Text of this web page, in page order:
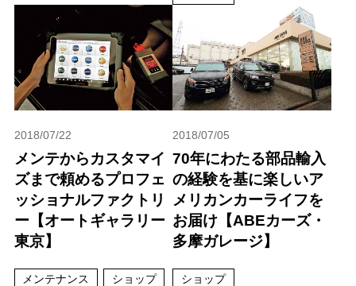
2018/07/22
メンテからカスタマイ
ズまで頼めるプロフェ
ッショナルファクトリ
ー【オートギャラリー
東京】
メンテナンス ショップ
2018/07/05
70年にわたる部品輸入
の経験を基に楽しいア
メリカンカーライフを
お届け【ABEカーズ・
多摩ガレージ】
ショップ